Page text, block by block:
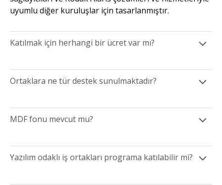
uyumlu diğer kuruluşlar için tasarlanmıştır.
Katılmak için herhangi bir ücret var mı?
Ortaklara ne tür destek sunulmaktadır?
MDF fonu mevcut mu?
Yazılım odaklı iş ortakları programa katılabilir mi?